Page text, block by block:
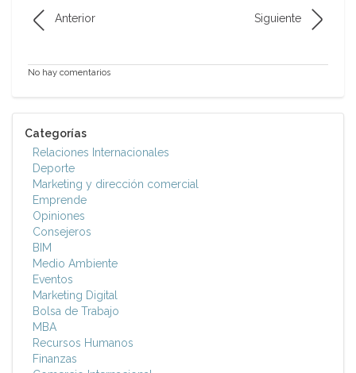
Anterior Siguiente
No hay comentarios
Categorías
Relaciones Internacionales
Deporte
Marketing y dirección comercial
Emprende
Opiniones
Consejeros
BIM
Medio Ambiente
Eventos
Marketing Digital
Bolsa de Trabajo
MBA
Recursos Humanos
Finanzas